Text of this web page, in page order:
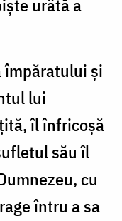
urâtă a
împăratului și
lui
îl înfricoșă
său îl
cu
întru a sa